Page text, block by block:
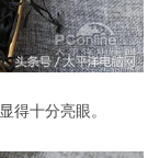
得十分亮眼。